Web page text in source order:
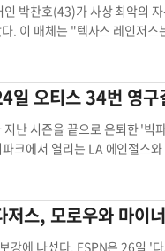
을 치기 가장 어려운 구
전 뒤 샌프란시스코가 배출한 시즌 30홈런 타
치 오릴리아, 그리고 배리 본
를 계산해보면 어떨까. 851이
에서는 140타수 2홈런에 그쳤
가 이적 후 실력이 일취월장한
뒤 다른 타자가 됐다. 이진영
만 표현되는 게 아니다. 황재균은 적어
호(43)가 사상 최악의 자유계약선수(FA)
. 이 매체는 "텍사스 레인저
빠졌다. 레인저스에서 68경
로 트레이드 됐다. '최악의 FA' 1위 불명예는 조시 해밀턴(36)의 차
야수로 발돋움한 해밀턴은
31개, 123타점을 올리는데 머물렀고 2015
욕 양키스로 건너왔던 좌완투
억300만달러의 조건으로
일 오티스 34번 영구
즌을 끝으로 은퇴한 '빅파피' 데이비
크에서 열리는 LA 에인절스와
크로닌(4), 자니 페스키(6), 칼 야스트렘키(8), 테드 윌리엄스(9), 짐 라이스
(26), 칼튼 피스크(27), 페드
스, 모로우와 마이
(32·사진)와 마이너리그 계약에 합의했다'고 보도했다. 모로